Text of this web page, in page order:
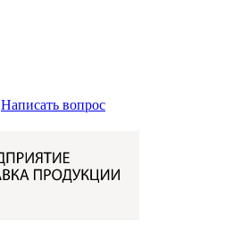
Написать вопрос